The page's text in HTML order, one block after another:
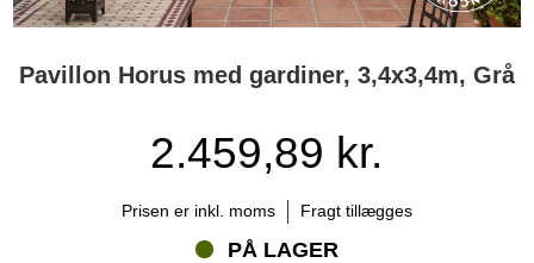
Pavillon Horus med gardiner, 3,4x3,4m, Grå
2.459,89 kr.
Prisen er inkl. moms Fragt tillægges
PÅ LAGER